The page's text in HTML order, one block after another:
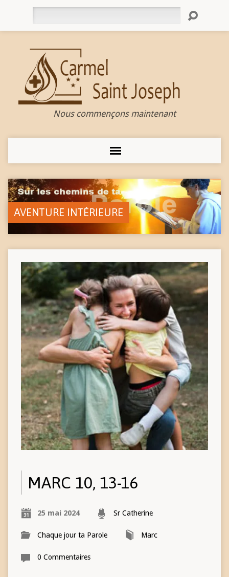
Nous commençons maintenant
AVENTURE INTÉRIEURE
MARC 10, 13-16
25 mai 2024 Sr Catherine
Chaque jour ta Parole Marc
0 Commentaires